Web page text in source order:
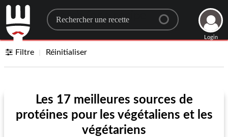
Search for a recipe
Login
Filtre Réinitialiser
Les 17 meilleures sources de
protéines pour les végétaliens et les
végétariens